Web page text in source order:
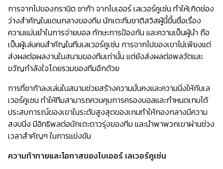
การจากไปของกรานิต ชาก้า จากไบเออร์ เลเวอร์คูเซ่น ทำให้เกิดช่อง
ว่างสำคัญในแดนกลางของทีม นักเตะทีมชาติสวิสผู้นี้ขึ้นชื่อเรื่อง
ความแม่นยำในการจ่ายบอล ทักษะการป้องกัน และความเป็นผู้นำ ถือ
เป็นผู้เล่นคนสำคัญในทีมเลเวอร์คูเซ่น การจากไปของเขาไม่เพียงแต่
ส่งผลต่อผลงานในสนามของทีมเท่านั้น แต่ยังส่งผลต่อพลวัตและ
ขวัญกำลังใจโดยรวมของทีมอีกด้วย
การที่ชาก้าลงเล่นในสนามช่วยสร้างความมั่นคงและความนิ่งให้กับเล
เวอร์คูเซน ทำให้ทีมสามารถควบคุมการครองบอลและกำหนดเกมได้
ประสบการณ์ของเขาในระดับสูงสุดของเกมทำให้กองกลางมีความ
สงบนิ่ง มีอิทธิพลต่อนักเตะดาวรุ่งของทีม และนำพาพวกเขาผ่านช่วง
เวลาสำคัญๆ ในการแข่งขัน
ความท้าทายและโอกาสของไบเออร์ เลเวอร์คูเซ่น